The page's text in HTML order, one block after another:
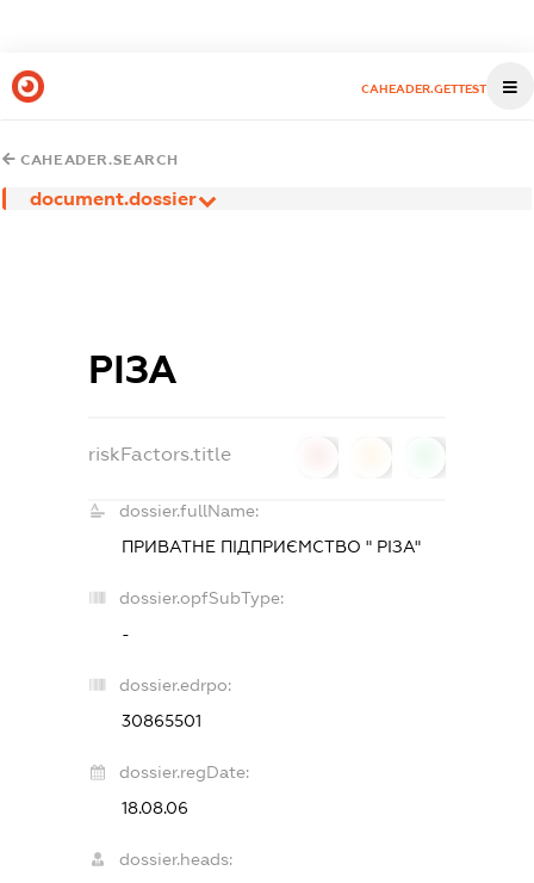
CAHEADER.GETTEST
CAHEADER.SEARCH
document.dossier
РІЗА
riskFactors.title
dossier.fullName:
ПРИВАТНЕ ПІДПРИЄМСТВО " РІЗА"
dossier.opfSubType:
-
dossier.edrpo:
30865501
dossier.regDate:
18.08.06
dossier.heads: